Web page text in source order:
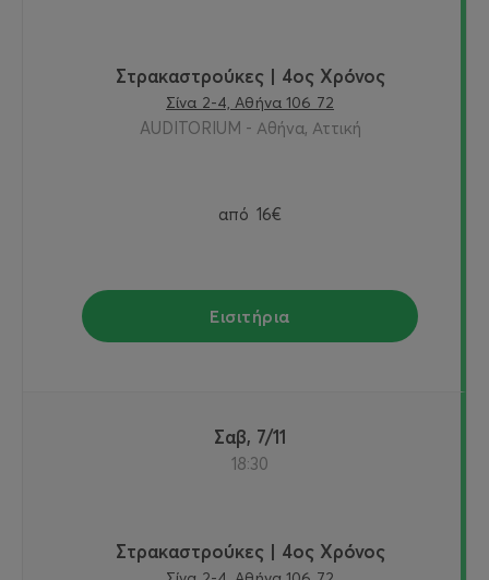
Στρακαστρούκες | 4ος Χρόνος
Σίνα 2-4, Αθήνα 106 72
AUDITORIUM - Αθήνα, Αττική
από 16€
Εισιτήρια
Σαβ, 7/11
18:30
Στρακαστρούκες | 4ος Χρόνος